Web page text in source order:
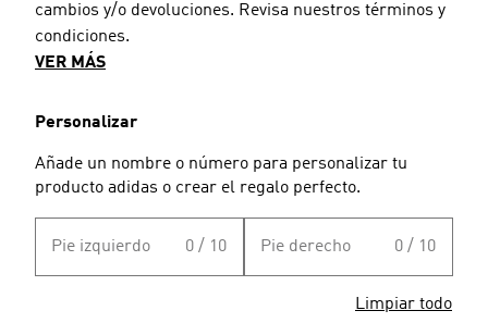
cambios y/o devoluciones. Revisa nuestros términos y
condiciones.
VER MÁS
Personalizar
Añade un nombre o número para personalizar tu
producto adidas o crear el regalo perfecto.
Pie izquierdo 0 / 10 Pie derecho 0 / 10
Limpiar todo